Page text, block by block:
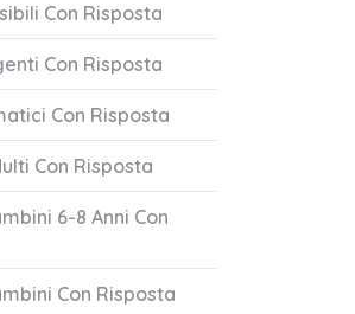
Con Risposta
Con Risposta
Con Risposta
Con Risposta
6-8 Anni Con
Con Risposta